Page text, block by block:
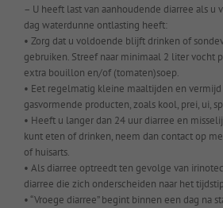
– U heeft last van aanhoudende diarree als u
dag waterdunne ontlasting heeft:
• Zorg dat u voldoende blijft drinken of
gebruiken. Streef naar minimaal 2 liter vocht
extra bouillon en/of (tomaten)soep.
• Eet regelmatig kleine maaltijden en
gasvormende producten, zoals kool, prei, ui,
• Heeft u langer dan 24 uur diarree en
kunt eten of drinken, neem dan contact op
of huisarts.
• Als diarree optreedt ten gevolge van
diarree die zich onderscheiden naar het
• “Vroege diarree” begint binnen een dag na